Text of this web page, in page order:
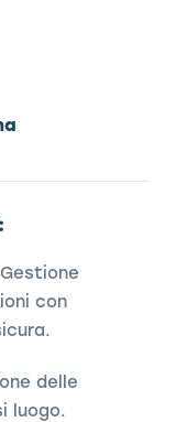
Gestione
con
delle
luogo.